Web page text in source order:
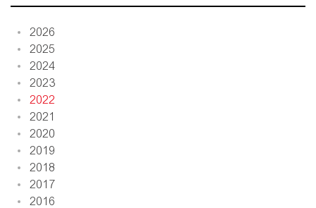
2026
2025
2024
2023
2022
2021
2020
2019
2018
2017
2016